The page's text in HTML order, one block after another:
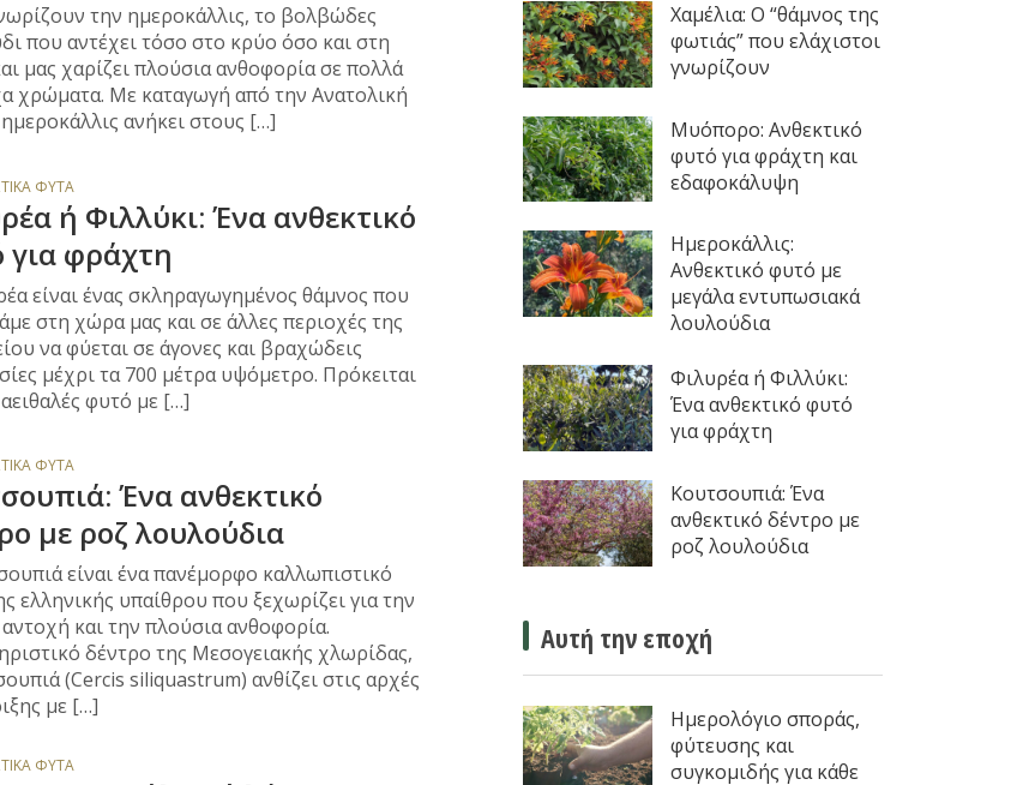
την ημεροκάλλις, το βολβώδες
που αντέχει τόσο στο κρύο όσο και στη
μας χαρίζει πλούσια ανθοφορία σε πολλά
χρώματα. Με καταγωγή από την Ανατολική
ανήκει στους […]
ΦΥΤΆ
ή Φιλλύκι: Ένα ανθεκτικό
για φράχτη
είναι ένας σκληραγωγημένος θάμνος που
στη χώρα μας και σε άλλες περιοχές της
να φύεται σε άγονες και βραχώδεις
μέχρι τα 700 μέτρα υψόμετρο. Πρόκειται
φυτό με […]
ΦΥΤΆ
Ένα ανθεκτικό
με ροζ λουλούδια
είναι ένα πανέμορφο καλλωπιστικό
ελληνικής υπαίθρου που ξεχωρίζει για την
και την πλούσια ανθοφορία.
δέντρο της Μεσογειακής χλωρίδας,
(Cercis siliquastrum) ανθίζει στις αρχές
με […]
ΦΥΤΆ
Χαμέλια: Ο “θάμνος της
φωτιάς” που ελάχιστοι
γνωρίζουν
Μυόπορο: Ανθεκτικό
φυτό για φράχτη και
εδαφοκάλυψη
Ημεροκάλλις:
Ανθεκτικό φυτό με
μεγάλα εντυπωσιακά
λουλούδια
Φιλυρέα ή Φιλλύκι:
Ένα ανθεκτικό φυτό
για φράχτη
Κουτσουπιά: Ένα
ανθεκτικό δέντρο με
ροζ λουλούδια
Αυτή την εποχή
Ημερολόγιο σποράς,
φύτευσης και
συγκομιδής για κάθε